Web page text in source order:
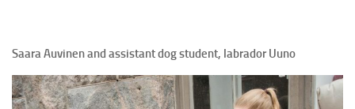
LEADS
Y-HARNESS PINSU
Saara Auvinen and assistant dog student, labrador Uuno